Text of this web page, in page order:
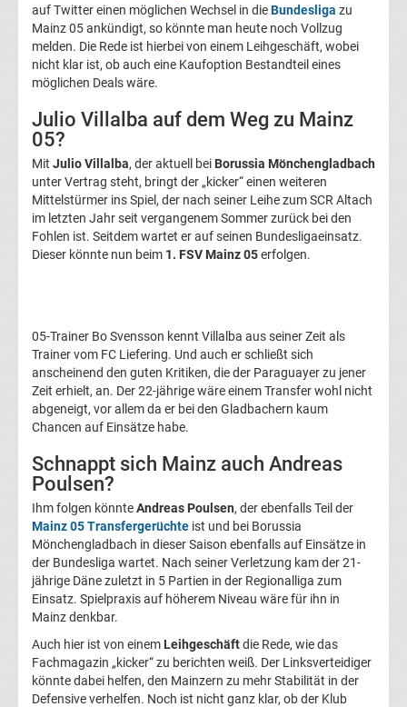
FC
Nürnberg
1.
FC
Saarbrücken
Union
1.
FSV
05
auf Twitter einen möglichen Wechsel in dieBundesliga zu
Mainz 05 ankündigt, so könnte man heute noch Vollzug
melden. Die Rede ist hierbei von einem Leihgeschäft, wobei
nicht klar ist, ob auch eine Kaufoption Bestandteil eines
möglichen Deals wäre.
Julio Villalba auf dem Weg zu Mainz
05?
Mit Julio Villalba, der aktuell bei Borussia Mönchengladbach
unter Vertrag steht, bringt der „kicker“ einen weiteren
Mittelstürmer ins Spiel, der nach seiner Leihe zum SCR Altach
im letzten Jahr seit vergangenem Sommer zurück bei den
Fohlen ist. Seitdem wartet er auf seinen Bundesligaeinsatz.
Dieser könnte nun beim 1. FSV Mainz 05erfolgen.
05-Trainer Bo Svensson kennt Villalba aus seiner Zeit als
Trainer vom FC Liefering. Und auch er schließt sich
anscheinend den guten Kritiken, die der Paraguayer zu jener
Zeit erhielt, an. Der 22-jährige wäre einem Transfer wohl nicht
abgeneigt, vor allem da er bei den Gladbachern kaum
Chancen auf Einsätze habe.
Schnappt sich Mainz auch Andreas
Poulsen?
Ihm folgen könnteAndreas Poulsen, der ebenfalls Teil der
Mainz 05 Transfergerüchte ist und bei Borussia
Mönchengladbach in dieser Saison ebenfalls auf Einsätze in
der Bundesliga wartet. Nach seiner Verletzung kam der 21-
jährige Däne zuletzt in 5 Partien in der Regionalliga zum
Einsatz. Spielpraxis auf höherem Niveau wäre für ihn in
Mainz denkbar.
Auch hier ist von einem Leihgeschäftdie Rede, wie das
Fachmagazin „kicker“ zu berichten weiß. Der Linksverteidiger
könnte dabei helfen, den Mainzern zu mehr Stabilität in der
Defensive verhelfen. Noch ist nicht ganz klar, ob der Klub